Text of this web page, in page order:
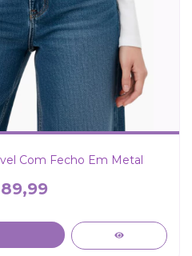
Com Fecho Em Metal